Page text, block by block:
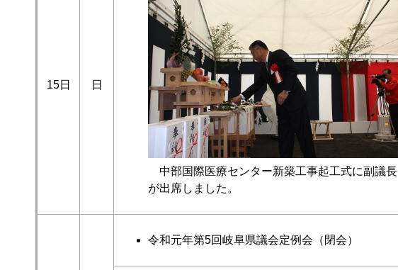
15日 日
中部国際医療センター新築工事起工式に副議長
が出席しました。
令和元年第5回岐阜県議会定例会（閉会）